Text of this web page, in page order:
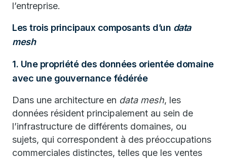
l’entreprise.
Les trois principaux composants d’un data
mesh
1. Une propriété des données orientée domaine
avec une gouvernance fédérée
Dans une architecture en data mesh, les
données résident principalement au sein de
l’infrastructure de différents domaines, ou
sujets, qui correspondent à des préoccupations
commerciales distinctes, telles que les ventes